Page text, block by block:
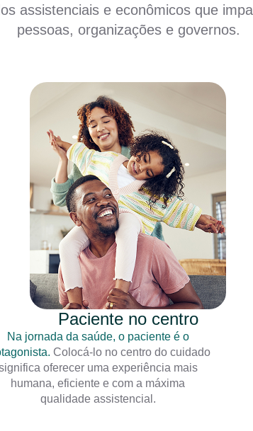
assistenciais e econômicos que
pessoas, organizações e governos.
Paciente no centro
Na jornada da saúde, o paciente é o
Colocá-lo no centro do cuidado
oferecer uma experiência mais
humana, eficiente e com a máxima
qualidade assistencial.